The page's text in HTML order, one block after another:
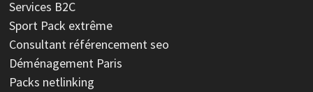
Services B2C
Sport Pack extrême
Consultant référencement seo
Déménagement Paris
Packs netlinking